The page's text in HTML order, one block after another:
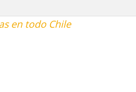
en todo Chile